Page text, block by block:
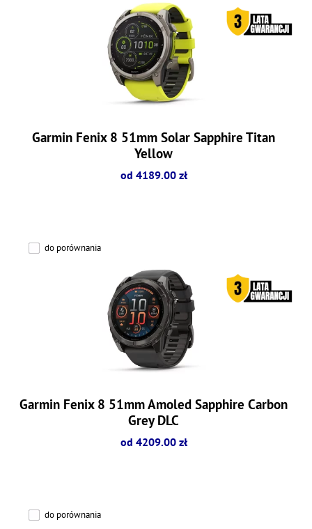
Garmin Fenix 8 51mm Solar Sapphire Titan
Yellow
od 4189.00 zł
do porównania
Garmin Fenix 8 51mm Amoled Sapphire Carbon
Grey DLC
od 4209.00 zł
do porównania